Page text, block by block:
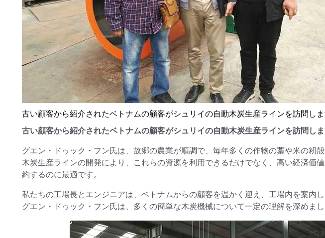
古い顧客から紹介されたベトナムの顧客がシュリイの自動木炭生産ラインを訪問しま
古い顧客から紹介されたベトナムの顧客がシュリイの自動木炭生産ラインを訪問しま
グエン・ドゥック・フン氏は、故郷の農業が順調で、毎年多くの作物の藁や米の籾
木炭生産ラインの開発により、これらの資源を利用できるだけでなく、高い経済価
約するのに最適です。
私たちの工場長とエンジニアは、ベトナムからの顧客を温かく迎え、工場内を案内
グエン・ドゥック・フン氏は、多くの簡単な木炭機械について一定の理解を深めまし